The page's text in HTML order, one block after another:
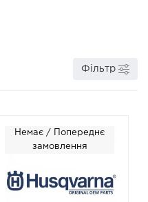
Фільтр
Немає / Попереднє
замовлення